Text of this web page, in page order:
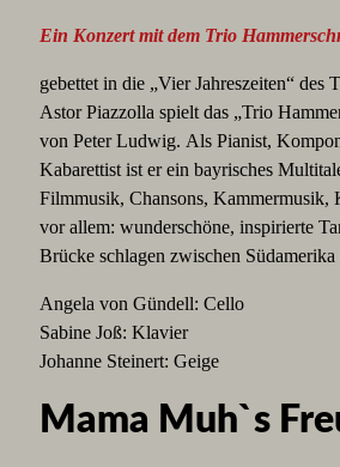
Ein Konzert mit dem Trio
gebettet in die „Vier Jahreszeiten“ des
Astor Piazzolla spielt das „Trio
von Peter Ludwig. Als Pianist,
Kabarettist ist er ein bayrisches
Filmmusik, Chansons, Kammermusik,
vor allem: wunderschöne, inspirierte
Brücke schlagen zwischen
Angela von Gündell: Cello
Sabine Joß: Klavier
Johanne Steinert: Geige
Mama Muh`s